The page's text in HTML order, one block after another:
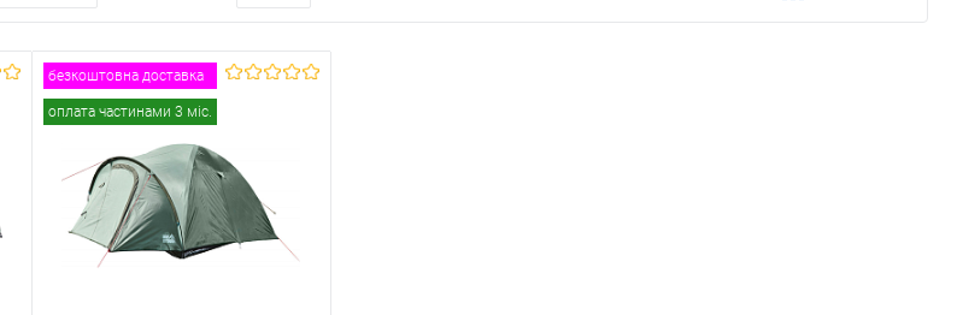
безкоштовна доставка
оплата частинами 3 міс.